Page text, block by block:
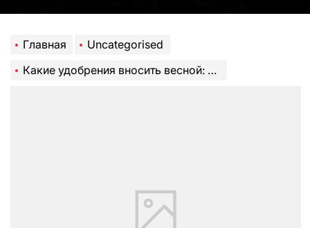
Главная
Uncategorised
Какие удобрения вносить весной: в саду, огороде и цветнике